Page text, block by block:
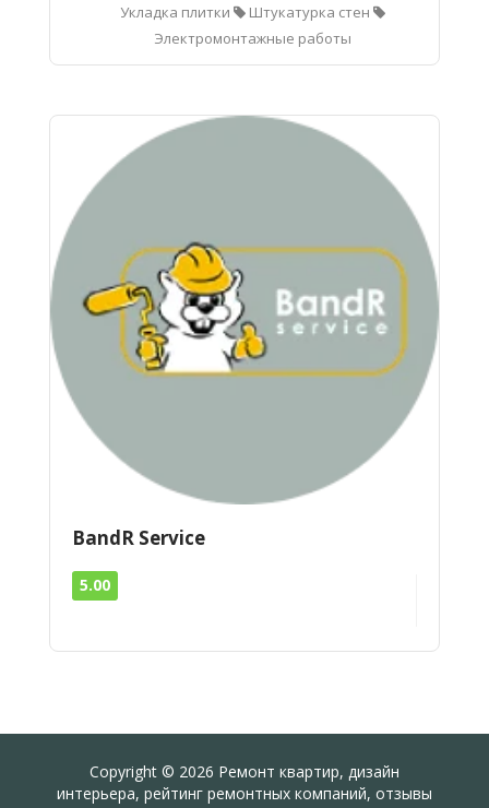
Укладка плитки
Штукатурка стен
Электромонтажные работы
BandR Service
5.00
Copyright © 2026 Ремонт квартир, дизайн
интерьера, рейтинг ремонтных компаний, отзывы